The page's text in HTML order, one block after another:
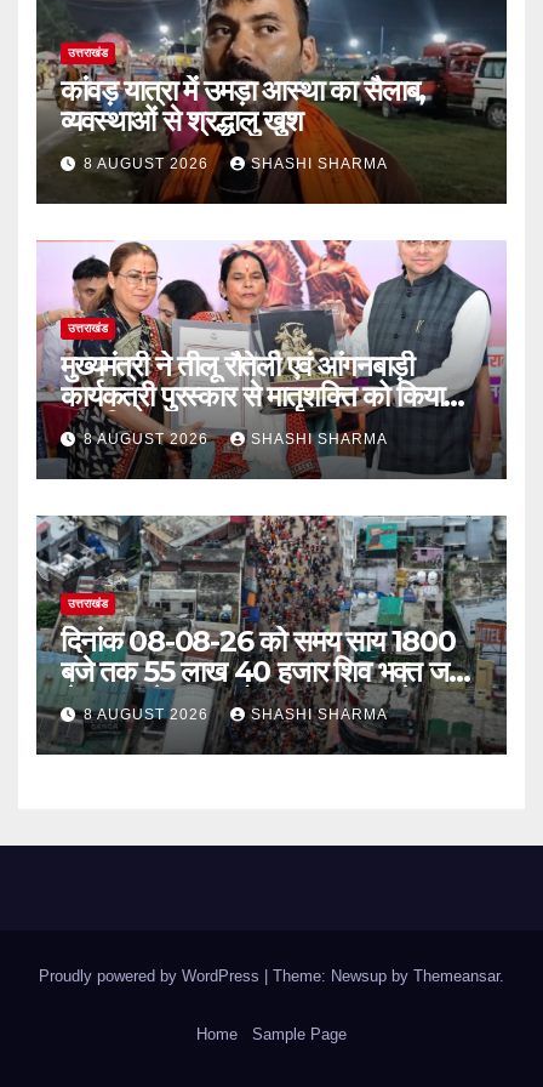
उत्तराखंड
कांवड़ यात्रा में उमड़ा आस्था का सैलाब,
व्यवस्थाओं से श्रद्धालु खुश
8 AUGUST 2026 SHASHI SHARMA
उत्तराखंड
मुख्यमंत्री ने तीलू रौतेली एवं आंगनबाड़ी
कार्यकत्री पुरस्कार से मातृशक्ति को किया
सम्मानित
8 AUGUST 2026 SHASHI SHARMA
उत्तराखंड
दिनांक 08-08-26 को समय साय 1800
बजे तक 55 लाख 40 हजार शिव भक्त जल
लेकर अपने गंतव्य को प्रस्थान कर चुके
8 AUGUST 2026 SHASHI SHARMA
Proudly powered by WordPress | Theme: Newsup by Themeansar.
Home Sample Page